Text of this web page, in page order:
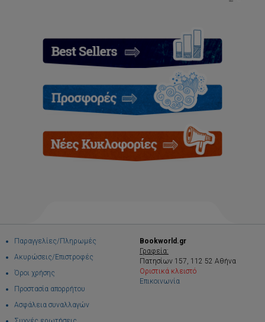
Παραγγελίες/Πληρωμές
Ακυρώσεις/Επιστροφές
Όροι χρήσης
Προστασία απορρήτου
Ασφάλεια συναλλαγών
Bookworld.gr
Γραφεία:
Πατησίων 157, 112 52 Αθήνα
Οριστικά κλειστό
Επικοινωνία